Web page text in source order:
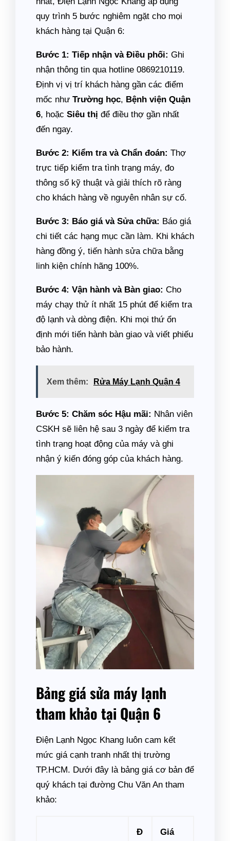
quy trình 5 bước nghiêm ngặt cho mọi
khách hàng tại Quận 6:
Bước 1: Tiếp nhận và Điều phối: Ghi
nhận thông tin qua hotline 0869210119.
Định vị vị trí khách hàng gần các điểm
mốc như Trường học, Bệnh viện Quận
6, hoặc Siêu thị để điều thợ gần nhất
đến ngay.
Bước 2: Kiểm tra và Chẩn đoán: Thợ
trực tiếp kiểm tra tình trạng máy, đo
thông số kỹ thuật và giải thích rõ ràng
cho khách hàng về nguyên nhân sự cố.
Bước 3: Báo giá và Sửa chữa: Báo giá
chi tiết các hạng mục cần làm. Khi khách
hàng đồng ý, tiến hành sửa chữa bằng
linh kiện chính hãng 100%.
Bước 4: Vận hành và Bàn giao: Cho
máy chạy thử ít nhất 15 phút để kiểm tra
độ lạnh và dòng điện. Khi mọi thứ ổn
định mới tiến hành bàn giao và viết phiếu
bảo hành.
Xem thêm: Rửa Máy Lạnh Quận 4
Bước 5: Chăm sóc Hậu mãi: Nhân viên
CSKH sẽ liên hệ sau 3 ngày để kiểm tra
tình trạng hoạt động của máy và ghi
nhận ý kiến đóng góp của khách hàng.
Bảng giá sửa máy lạnh
tham khảo tại Quận 6
Điện Lạnh Ngọc Khang luôn cam kết
mức giá cạnh tranh nhất thị trường
TP.HCM. Dưới đây là bảng giá cơ bản để
quý khách tại đường Chu Văn An tham
khảo:
Đ
Giá